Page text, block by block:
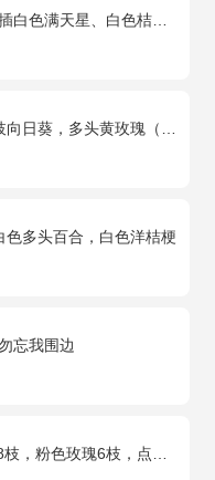
天星、白色桔梗、尤加利叶
玫瑰（或类似配材替换）、桔梗搭配
色多头百合，白色洋桔梗
忘我围边
6枝，点缀适量黄莺、深山樱和绿叶。